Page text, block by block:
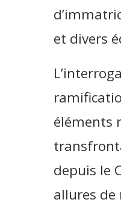
et divers
éléments
depuis le
allures de